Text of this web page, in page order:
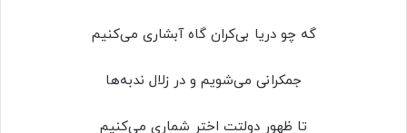
گه چو دریا بی‌کران گاه آبشاری می‌کنیم
جمکرانی می‌شویم و در زلال ندبه‌ها
تا ظهور دولتت اختر شماری می‌کنیم